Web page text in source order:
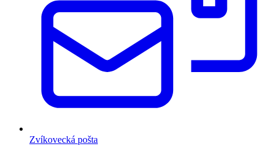
Zvíkovecká pošta